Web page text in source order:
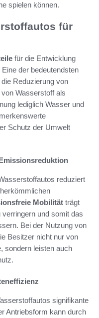
spielen können.
für
für die Entwicklung
Eine der bedeutendsten
Reduzierung von
Wasserstoff als
lediglich Wasser und
Schutz der Umwelt
reduziert
Mobilität trägt
und somit das
Bei der Nutzung von
Besitzer nicht nur von
sondern leisten auch
signifikante
Antriebsform kann durch